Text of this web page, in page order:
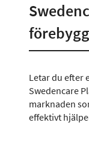
Letar du efter
Swedencare
marknaden
effektivt